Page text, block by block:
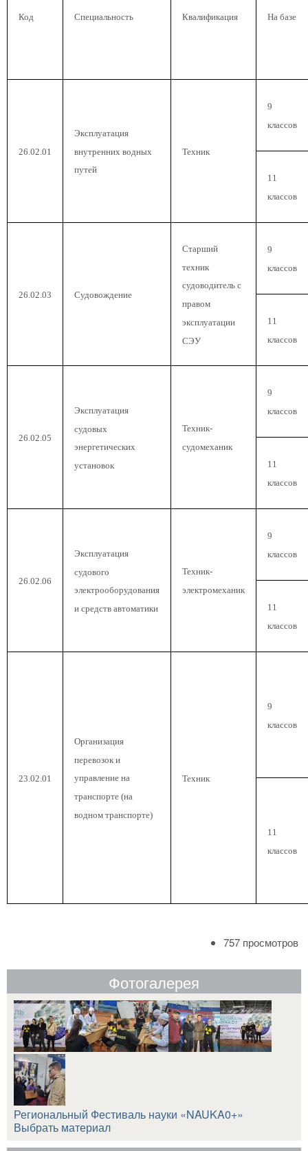
Код Специальность Квалификация На базе
26.02.01
Эксплуатация
внутренних водных
путей
Техник
9
классов
11
классов
26.02.03 Судовождение
Старший
техник
судоводитель с
правом
эксплуатации
СЭУ
9
классов
11
классов
26.02.05
Эксплуатация
судовых
энергетических
установок
Техник-
судомеханик
9
классов
11
классов
26.02.06
Эксплуатация
судового
электрооборудования
и средств автоматики
Техник-
электромеханик
9
классов
11
классов
23.02.01
Организация
перевозок и
управление на
транспорте (на
водном транспорте)
Техник
9
классов
11
классов
757 просмотров
Фотогалерея
Региональный Фестиваль науки «NAUKA0+»
Выбрать материал